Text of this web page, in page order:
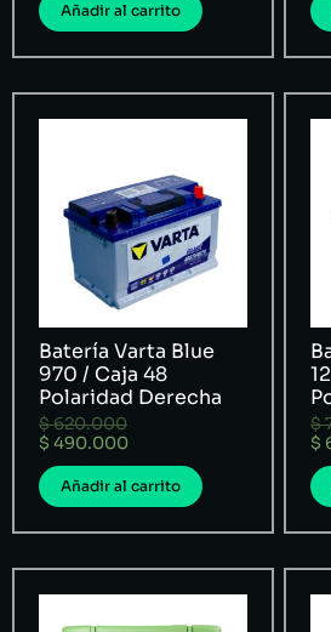
Añadir al carrito
Batería Varta Blue
970 / Caja 48
Polaridad Derecha
$620.000
$ 490.000
Añadir al carrito
$
$